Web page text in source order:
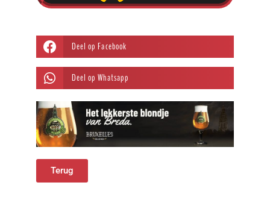
Deel op Facebook
Deel op Whatsapp
Terug